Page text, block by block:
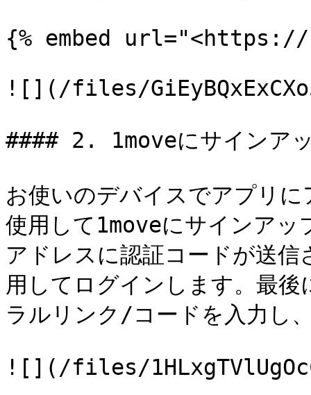
{% embed
![](/files/
#### 2. 1moveにサインア
お使いのデバイスでアプリ
使用して1moveにサインア
アドレスに認証コードが送
用してログインします。最
ラルリンク/コードを入力し
![](/files/